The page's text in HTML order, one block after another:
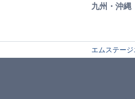
九州・沖縄
エムステー